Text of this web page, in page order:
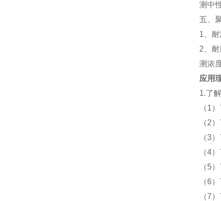
测中
五、
1、
2、
测浓
应用
1.了
（1
（2
（3
（4
（5
（6
（7